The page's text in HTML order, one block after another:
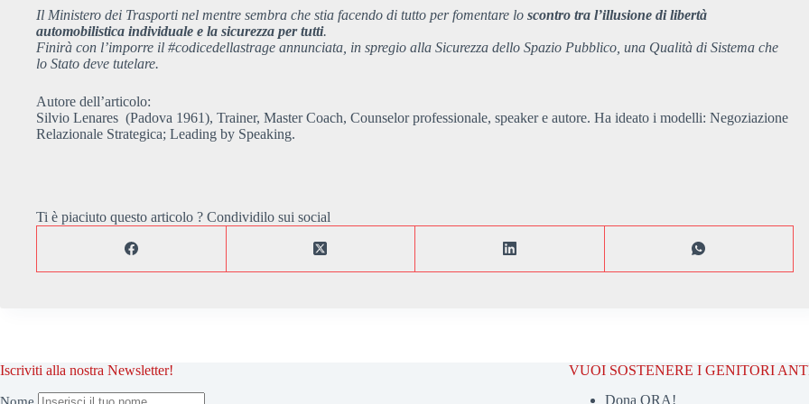
Il Ministero dei Trasporti nel mentre sembra che stia facendo di tutto per fomentare lo scontro tra l’illusione di libertà
automobilistica individuale e la sicurezza per tutti.
Finirà con l’imporre il #codicedellastrage annunciata, in spregio alla Sicurezza dello Spazio Pubblico, una Qualità di Sistema che
lo Stato deve tutelare.
Autore dell’articolo:
Silvio Lenares (Padova 1961), Trainer, Master Coach, Counselor professionale, speaker e autore. Ha ideato i modelli: Negoziazione
Relazionale Strategica; Leading by Speaking.
Ti è piaciuto questo articolo ? Condividilo sui social
Iscriviti alla nostra Newsletter!
Nome
VUOI SOSTENERE I GENITORI
Dona ORA!